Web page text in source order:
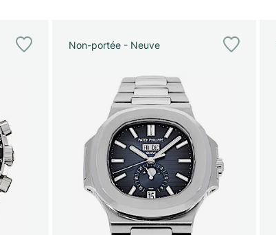
Non-portée - Neuve